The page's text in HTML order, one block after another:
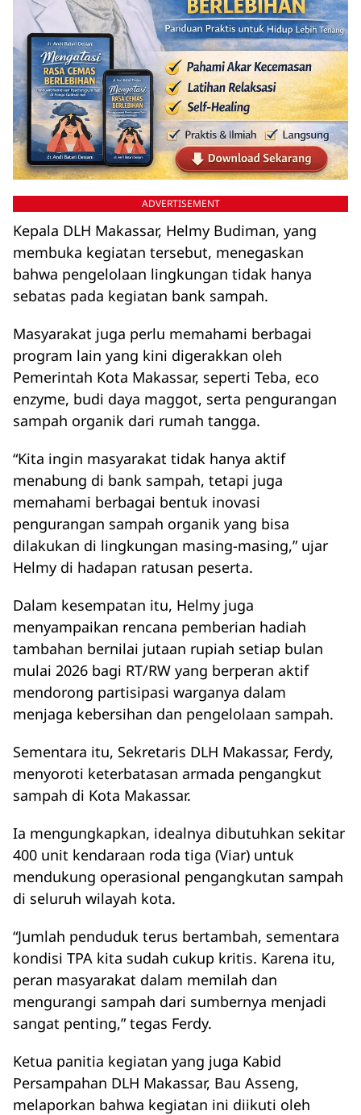
ADVERTISEMENT
Kepala DLH Makassar, Helmy Budiman, yang
membuka kegiatan tersebut, menegaskan
bahwa pengelolaan lingkungan tidak hanya
sebatas pada kegiatan bank sampah.
Masyarakat juga perlu memahami berbagai
program lain yang kini digerakkan oleh
Pemerintah Kota Makassar, seperti Teba, eco
enzyme, budi daya maggot, serta pengurangan
sampah organik dari rumah tangga.
“Kita ingin masyarakat tidak hanya aktif
menabung di bank sampah, tetapi juga
memahami berbagai bentuk inovasi
pengurangan sampah organik yang bisa
dilakukan di lingkungan masing-masing,” ujar
Helmy di hadapan ratusan peserta.
Dalam kesempatan itu, Helmy juga
menyampaikan rencana pemberian hadiah
tambahan bernilai jutaan rupiah setiap bulan
mulai 2026 bagi RT/RW yang berperan aktif
mendorong partisipasi warganya dalam
menjaga kebersihan dan pengelolaan sampah.
Sementara itu, Sekretaris DLH Makassar, Ferdy,
menyoroti keterbatasan armada pengangkut
sampah di Kota Makassar.
Ia mengungkapkan, idealnya dibutuhkan sekitar
400 unit kendaraan roda tiga (Viar) untuk
mendukung operasional pengangkutan sampah
di seluruh wilayah kota.
“Jumlah penduduk terus bertambah, sementara
kondisi TPA kita sudah cukup kritis. Karena itu,
peran masyarakat dalam memilah dan
mengurangi sampah dari sumbernya menjadi
sangat penting,” tegas Ferdy.
Ketua panitia kegiatan yang juga Kabid
Persampahan DLH Makassar, Bau Asseng,
melaporkan bahwa kegiatan ini diikuti oleh